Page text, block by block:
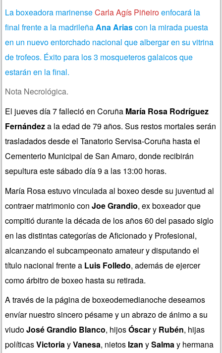
La boxeadora marinenseCarla Agís Piñeiroenfocará la
final frente a la madrileñaAna Ariascon la mirada puesta
en un nuevo entorchado nacional que albergar en su vitrina
de trofeos. Éxito para los 3 mosqueteros galaicos que
estarán en la final.
Nota Necrológica.
El jueves día 7 falleció en Coruña María Rosa Rodríguez
Fernándeza la edad de 79 años. Sus restos mortales serán
trasladados desde el Tanatorio Servisa-Coruña hasta el
Cementerio Municipal de San Amaro, donde recibirán
sepultura este sábado día 9 a las 13:00 horas.
María Rosa estuvo vinculada al boxeo desde su juventud al
contraer matrimonio conJoe Grandio, ex boxeador que
compitió durante la década de los años 60 del pasado siglo
en las distintas categorías de Aficionado y Profesional,
alcanzando el subcampeonato amateur y disputando el
título nacional frente a Luis Folledo, además de ejercer
como árbitro de boxeo hasta su retirada.
A través de la página de boxeodemedianoche deseamos
envíar nuestro sincero pésame y un abrazo de ánimo a su
viudoJosé Grandio Blanco, hijosÓscary Rubén, hijas
políticasVictoriayVanesa, nietos Izan ySalmay hermana